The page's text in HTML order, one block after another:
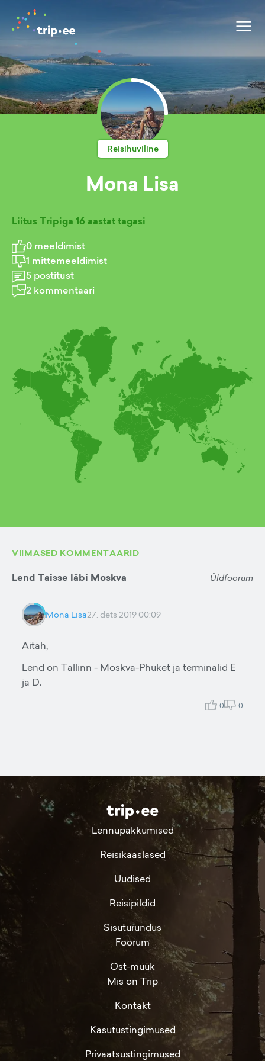
Reisihuviline
Mona Lisa
Liitus Tripiga 16 aastat tagasi
0 meeldimist
1 mittemeeldimist
5 postitust
2 kommentaari
VIIMASED KOMMENTAARID
Lend Taisse läbi Moskva Üldfoorum
Mona Lisa27. dets 2019 00:09
Aitäh,
Lend on Tallinn - Moskva-Phuket ja terminalid E
ja D.
0 0
Lennupakkumised
Reisikaaslased
Uudised
Reisipildid
Sisuturundus
Foorum
Ost-müük
Mis on Trip
Kontakt
Kasutustingimused
Privaatsustingimused